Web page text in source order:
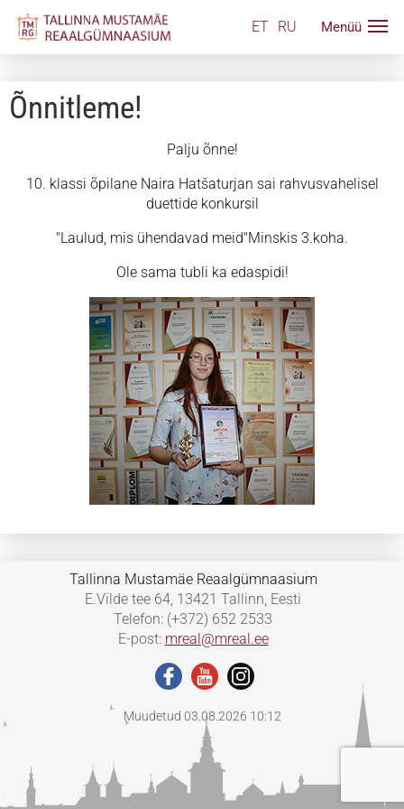
ET RU
Õnnitleme!
Palju õnne!
10. klassi õpilane Naira Hatšaturjan sai rahvusvahelisel
duettide konkursil
"Laulud, mis ühendavad meid"Minskis 3.koha.
Ole sama tubli ka edaspidi!
Tallinna Mustamäe Reaalgümnaasium
E.Vilde tee 64, 13421 Tallinn, Eesti
Telefon: (+372) 652 2533
E-post: mreal@mreal.ee
Muudetud 03.08.2026 10:12